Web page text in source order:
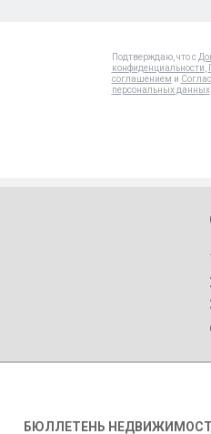
Подтверждаю, что с
конфиденциальности
соглашением и
персональных данных
БЮЛЛЕТЕНЬ